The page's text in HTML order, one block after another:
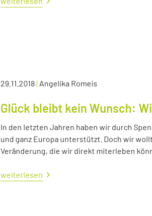
29.11.2018| Angelika Romeis
Glück bleibt kein Wunsch:
In den letzten Jahren haben wir durch
und ganz Europa unterstützt. Doch wir
Veränderung, die wir direkt miterleben
weiterlesen